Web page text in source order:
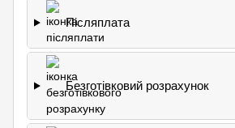
Післяплата
Безготівковий розрахунок